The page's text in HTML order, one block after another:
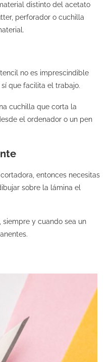
distinto del acetato
perforador o cuchilla
no es imprescindible
que facilita el trabajo.
cuchilla que corta la
el ordenador o un pen
entonces necesitas
sobre la lámina el
siempre y cuando sea un